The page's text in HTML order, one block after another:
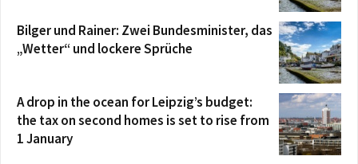
Bilger und Rainer: Zwei Bundesminister, das
„Wetter“ und lockere Sprüche
A drop in the ocean for Leipzig’s budget:
the tax on second homes is set to rise from
1 January